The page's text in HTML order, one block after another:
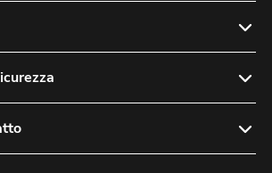
o Rimborsato
con te
al Cliente